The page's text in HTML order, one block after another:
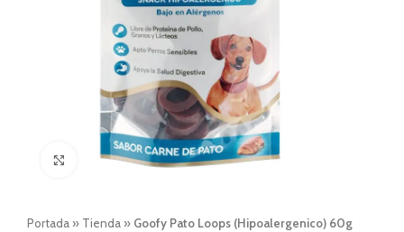
Click to enlarge
Portada » Tienda » Goofy Pato Loops (Hipoalergenico) 60g